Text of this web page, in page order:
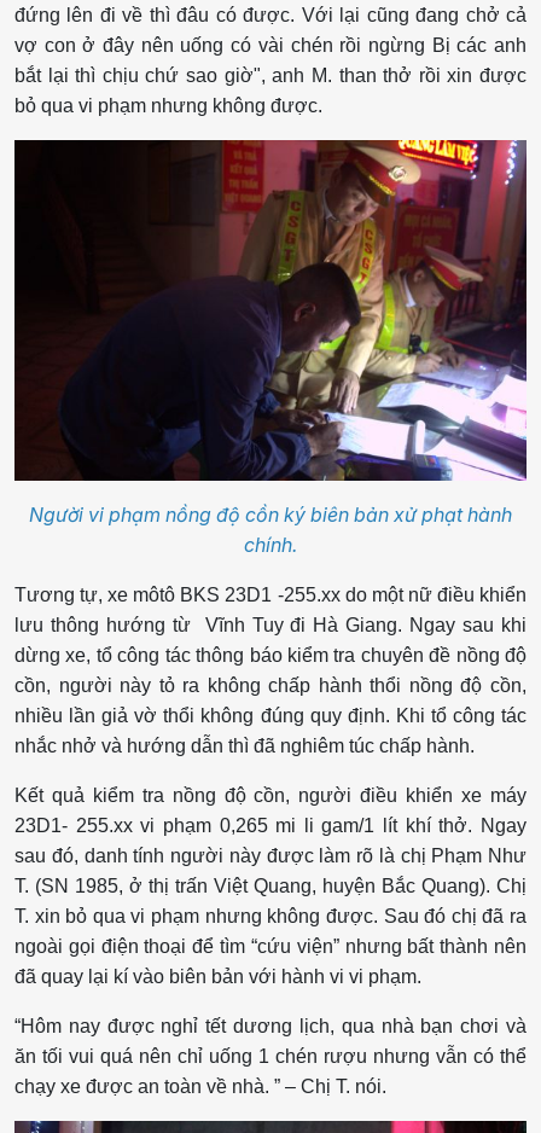
đứng lên đi về thì đâu có được. Với lại cũng đang chở cả
vợ con ở đây nên uống có vài chén rồi ngừng Bị các anh
bắt lại thì chịu chứ sao giờ", anh M. than thở rồi xin được
bỏ qua vi phạm nhưng không được.
Người vi phạm nồng độ cồn ký biên bản xử phạt hành
chính.
Tương tự, xe môtô BKS 23D1 -255.xx do một nữ điều khiển
lưu thông hướng từ Vĩnh Tuy đi Hà Giang. Ngay sau khi
dừng xe, tổ công tác thông báo kiểm tra chuyên đề nồng độ
cồn, người này tỏ ra không chấp hành thổi nồng độ cồn,
nhiều lần giả vờ thổi không đúng quy định. Khi tổ công tác
nhắc nhở và hướng dẫn thì đã nghiêm túc chấp hành.
Kết quả kiểm tra nồng độ cồn, người điều khiển xe máy
23D1- 255.xx vi phạm 0,265 mi li gam/1 lít khí thở. Ngay
sau đó, danh tính người này được làm rõ là chị Phạm Như
T. (SN 1985, ở thị trấn Việt Quang, huyện Bắc Quang). Chị
T. xin bỏ qua vi phạm nhưng không được. Sau đó chị đã ra
ngoài gọi điện thoại để tìm “cứu viện” nhưng bất thành nên
đã quay lại kí vào biên bản với hành vi vi phạm.
“Hôm nay được nghỉ tết dương lịch, qua nhà bạn chơi và
ăn tối vui quá nên chỉ uống 1 chén rượu nhưng vẫn có thể
chạy xe được an toàn về nhà. ” – Chị T. nói.